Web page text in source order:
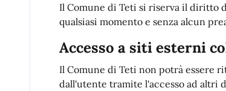
Il Comune di Teti si riserva il diritto
qualsiasi momento e senza alcun
Accesso a siti esterni
Il Comune di Teti non potrà essere
dall'utente tramite l'accesso ad altri